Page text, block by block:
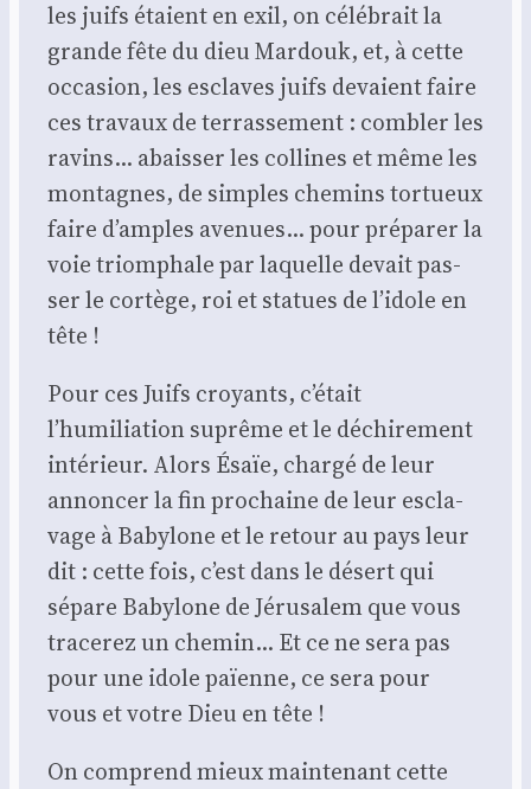
les juifs étaient en exil, on célé­brait la
grande fête du dieu Mar­douk, et, à cette
occa­sion, les esclaves juifs devaient faire
ces tra­vaux de ter­ras­se­ment : com­bler les
ravins… abais­ser les col­lines et même les
mon­tagnes, de simples che­mins tor­tueux
faire d’amples ave­nues… pour pré­pa­rer la
voie triom­phale par laquelle devait pas­
ser le cor­tège, roi et sta­tues de l’idole en
tête !
Pour ces Juifs croyants, c’était
l’humiliation suprême et le déchi­re­ment
inté­rieur. Alors Ésaïe, char­gé de leur
annon­cer la fin pro­chaine de leur escla­
vage à Baby­lone et le retour au pays leur
dit : cette fois, c’est dans le désert qui
sépare Baby­lone de Jéru­sa­lem que vous
tra­ce­rez un che­min… Et ce ne sera pas
pour une idole païenne, ce sera pour
vous et votre Dieu en tête !
On com­prend mieux main­te­nant cette